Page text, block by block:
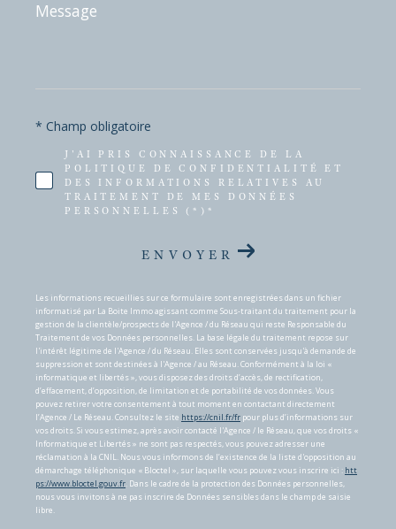
Message
*
J'AI PRIS CONNAISSANCE DE LA
POLITIQUE DE CONFIDENTIALITÉ ET
DES INFORMATIONS RELATIVES AU
TRAITEMENT DE MES DONNÉES
PERSONNELLES (*)*
* Champ obligatoire
ENVOYER
Les informations recueillies sur ce formulaire sont enregistrées dans un fichier
informatisé par La Boite Immo agissant comme Sous-traitant du traitement pour la
gestion de la clientèle/prospects de l'Agence / du Réseau qui reste Responsable du
Traitement de vos Données personnelles. La base légale du traitement repose sur
l'intérêt légitime de l'Agence / du Réseau. Elles sont conservées jusqu'à demande de
suppression et sont destinées à l'Agence / au Réseau. Conformément à la loi «
informatique et libertés », vous disposez des droits d’accès, de rectification,
d’effacement, d’opposition, de limitation et de portabilité de vos données. Vous
pouvez retirer votre consentement à tout moment en contactant directement
l’Agence / Le Réseau. Consultez le site https://cnil.fr/fr pour plus d’informations sur
vos droits. Si vous estimez, après avoir contacté l'Agence / le Réseau, que vos droits «
Informatique et Libertés » ne sont pas respectés, vous pouvez adresser une
réclamation à la CNIL. Nous vous informons de l’existence de la liste d'opposition au
démarchage téléphonique « Bloctel », sur laquelle vous pouvez vous inscrire ici : htt
ps://www.bloctel.gouv.fr. Dans le cadre de la protection des Données personnelles,
nous vous invitons à ne pas inscrire de Données sensibles dans le champ de saisie
libre.